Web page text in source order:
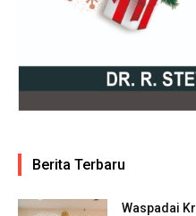
Berita Terbaru
Waspadai